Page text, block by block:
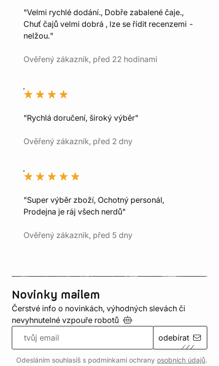
"Velmi rychlé dodání., Dobře zabalené čaje.,
Chuť čajů velmi dobrá , lze se řídit recenzemi -
nelžou."
Ověřený zákazník, před 22 hodinami
"Rychlá doručení, široký výběr"
Ověřený zákazník, před 2 dny
"Super výběr zboží, Ochotný personál,
Prodejna je ráj všech nerdů"
Ověřený zákazník, před 5 dny
Novinky mailem
Čerstvé info o novinkách, výhodných slevách či
nevyhnutelné vzpouře robotů
odebírat
Odesláním souhlasíš s podmínkami ochrany osobních údajů.